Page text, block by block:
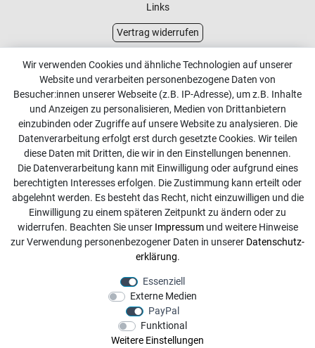
Links
Vertrag widerrufen
Kundenservice
Kontakt
Online Retourenservice
Kontakt
info@dachdecker-shop.de
+49 3501 507295
Montag - Freitag, 08:00 - 16:00
Anrufe aus dem dt. Festnetz zum Ortstarif, Preise aus dem
Mobilfunknetz ggf. abweichend (abhängig vom Provider).
Wir verwenden Cookies und ähnliche Technologien auf unserer
Website und verarbeiten personenbezogene Daten von
Besucher:innen unserer Webseite (z.B. IP-Adresse), um z.B. Inhalte
und Anzeigen zu personalisieren, Medien von Drittanbietern
einzubinden oder Zugriffe auf unsere Website zu analysieren. Die
Datenverarbeitung erfolgt erst durch gesetzte Cookies. Wir teilen
diese Daten mit Dritten, die wir in den Einstellungen benennen.
Die Datenverarbeitung kann mit Einwilligung oder aufgrund eines
berechtigten Interesses erfolgen. Die Zustimmung kann erteilt oder
abgelehnt werden. Es besteht das Recht, nicht einzuwilligen und die
Einwilligung zu einem späteren Zeitpunkt zu ändern oder zu
widerrufen. Beachten Sie unser Impressumund weitere Hinweise
zur Verwendung personenbezogener Daten in unserer Daten­schutz­
erklärung.
Essenziell
Externe Medien
PayPal
Funktional
Weitere Einstellungen